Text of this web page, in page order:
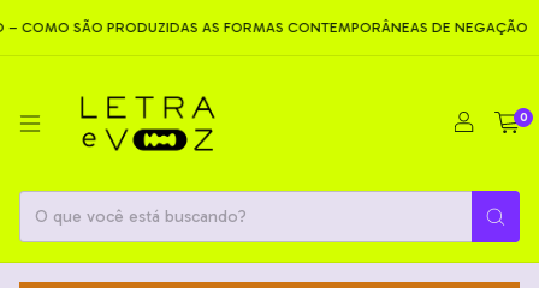
SÃO PRODUZIDAS AS FORMAS CONTEMPORÂNEAS DE NEGAÇÃO
0